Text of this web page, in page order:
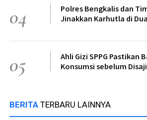
04
Polres Bengkalis dan
Jinakkan Karhutla di
05
Ahli Gizi SPPG Pastikan
Konsumsi sebelum
BERITA TERBARU LAINNYA